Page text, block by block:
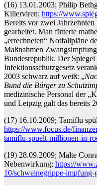
(16) 13.01.2003; Philip
Killerviren; https://
Bereits vor zwei
gearbeitet. Man fütterte
„errechneten“ Notfallpläne
Maßnahmen
Bundesrepublik. Der
Infektionsschutzgesetz
2003 schwarz auf weiß: „
Bund die Bürger zu
medizinische Personal der
und Leipzig galt das bereits
(17) 16.10.2009; Tamiflu
https://www.focus.de/
tamiflu-spuelt-millionen-in-
(19) 28.09.2009; Malte
Nebenwirkung; https://
10/schweinegrippe-impfung-